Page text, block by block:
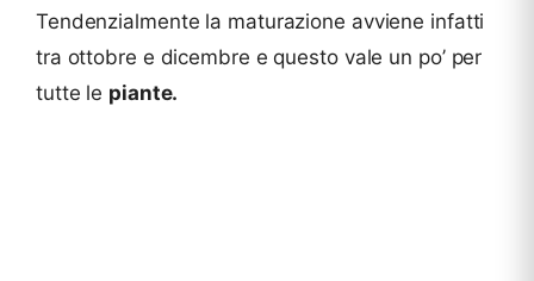
Tendenzialmente la maturazione avviene infatti
tra ottobre e dicembre e questo vale un po’ per
tutte le piante.